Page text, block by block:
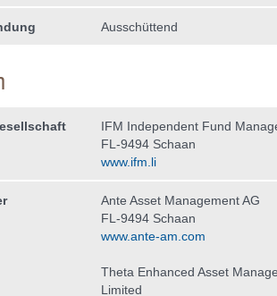
Ausschüttend
IFM Independent Fund
FL-9494 Schaan
www.ifm.li
Ante Asset Management AG
FL-9494 Schaan
www.ante-am.com
Theta Enhanced Asset
Limited